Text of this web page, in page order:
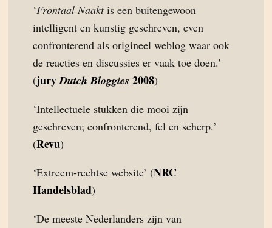
‘Frontaal Naaktis een buitengewoon
intelligent en kunstig geschreven, even
confronterend als origineel weblog waar ook
de reacties en discussies er vaak toe doen.’
(juryDutch Bloggies 2008)
‘Intellectuele stukken die mooi zijn
geschreven; confronterend, fel en scherp.’
(Revu)
‘Extreem-rechtse website’ (NRC
Handelsblad)
‘De meeste Nederlanders zijn van